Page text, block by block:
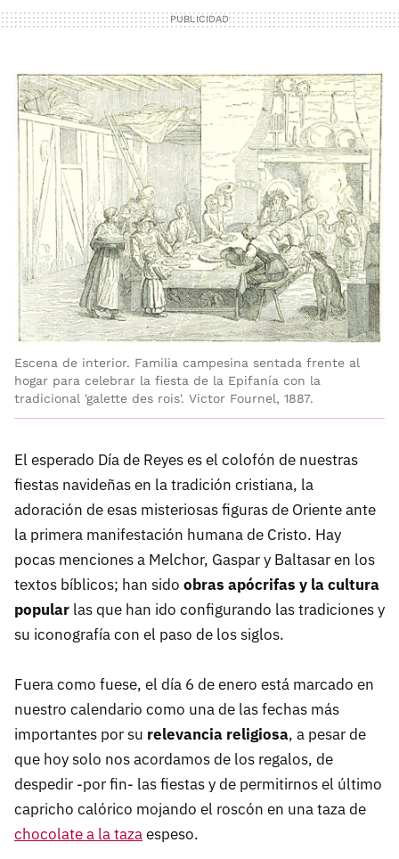
Escena de interior. Familia campesina sentada frente al
hogar para celebrar la fiesta de la Epifanía con la
tradicional 'galette des rois'. Victor Fournel, 1887.
El esperado Día de Reyes es el colofón de nuestras
fiestas navideñas en la tradición cristiana, la
adoración de esas misteriosas figuras de Oriente ante
la primera manifestación humana de Cristo. Hay
pocas menciones a Melchor, Gaspar y Baltasar en los
textos bíblicos; han sido obras apócrifas y la cultura
popular las que han ido configurando las tradiciones y
su iconografía con el paso de los siglos.
Fuera como fuese, el día 6 de enero está marcado en
nuestro calendario como una de las fechas más
importantes por su relevancia religiosa, a pesar de
que hoy solo nos acordamos de los regalos, de
despedir -por fin- las fiestas y de permitirnos el último
capricho calórico mojando el roscón en una taza de
chocolate a la tazaespeso.